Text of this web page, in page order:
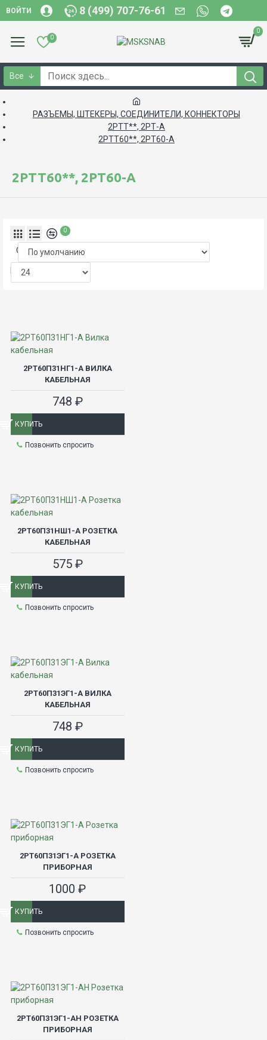
ВОЙТИ 8 (499) 707-76-61
0
0
Все
РАЗЪЕМЫ, ШТЕКЕРЫ, СОЕДИНИТЕЛИ, КОННЕКТОРЫ
2РТТ**, 2РТ-А
2РТТ60**, 2РТ60-А
2РТТ60**, 2РТ60-А
0
Сортировка:
Показать:
2РТ60П31НГ1-А ВИЛКА
КАБЕЛЬНАЯ
748 ₽
КУПИТЬ
Позвонить спросить
2РТ60П31НШ1-А РОЗЕТКА
КАБЕЛЬНАЯ
575 ₽
КУПИТЬ
Позвонить спросить
2РТ60П31ЭГ1-А ВИЛКА
КАБЕЛЬНАЯ
748 ₽
КУПИТЬ
Позвонить спросить
2РТ60П31ЭГ1-А РОЗЕТКА
ПРИБОРНАЯ
1000 ₽
КУПИТЬ
Позвонить спросить
2РТ60П31ЭГ1-АН РОЗЕТКА
ПРИБОРНАЯ